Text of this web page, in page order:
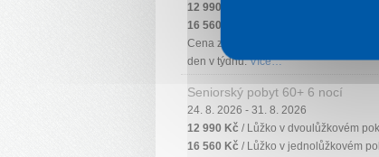
12 990 Kč
16 560 Kč
Cena za osobu / 6 nocí s plnou penzí
den v týdnu.Více…
Seniorský pobyt 60+ 6 nocí
24. 8. 2026 - 31. 8. 2026
12 990 Kč / Lůžko v dvoulůžkovém
16 560 Kč / Lůžko v jednolůžkovém